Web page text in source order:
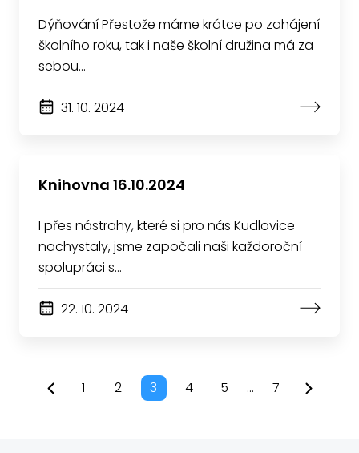
Dýňování Přestože máme krátce po zahájení
školního roku, tak i naše školní družina má za
sebou…
31. 10. 2024
Knihovna 16.10.2024
I přes nástrahy, které si pro nás Kudlovice
nachystaly, jsme započali naši každoroční
spolupráci s…
22. 10. 2024
1 2 3 4 5 ... 7